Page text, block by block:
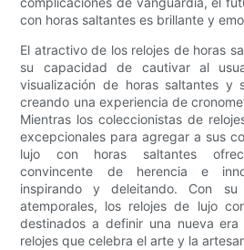
con horas saltantes es brillante y
El atractivo de los relojes de horas
su capacidad de cautivar al
visualización de horas saltantes y
creando una experiencia de
Mientras los coleccionistas de
excepcionales para agregar a sus
lujo con horas saltantes
convincente de herencia e
inspirando y deleitando. Con
atemporales, los relojes de lujo
destinados a definir una nueva
relojes que celebra el arte y la